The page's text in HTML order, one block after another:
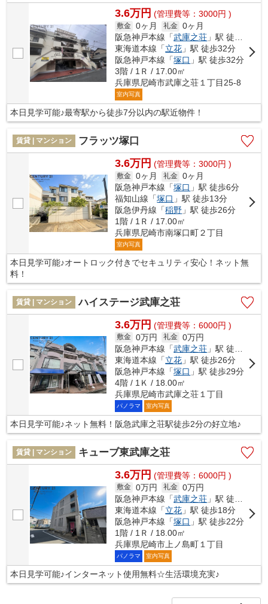
3.6万円 (管理費等：3000円 )
敷金 0ヶ月 礼金 0ヶ月
阪急神戸本線「武庫之荘 」駅 徒歩7分
東海道本線「立花 」駅 徒歩32分
阪急神戸本線「塚口 」駅 徒歩32分
3階 / 1Ｒ / 17.00㎡
兵庫県尼崎市武庫之荘１丁目25-8
室内写真
本日見学可能♪最寄駅から徒歩7分以内の駅近物件！
賃貸 | マンション フラッツ塚口
3.6万円 (管理費等：3000円 )
敷金 0ヶ月 礼金 0ヶ月
阪急神戸本線「塚口 」駅 徒歩6分
福知山線「塚口 」駅 徒歩13分
阪急伊丹線「稲野 」駅 徒歩26分
1階 / 1Ｒ / 17.00㎡
兵庫県尼崎市南塚口町２丁目
室内写真
本日見学可能♪オートロック付きでセキュリティ安心！ネット無
料！
賃貸 | マンション ハイステージ武庫之荘
3.6万円 (管理費等：6000円 )
敷金 0万円 礼金 0万円
阪急神戸本線「武庫之荘 」駅 徒歩2分
東海道本線「立花 」駅 徒歩26分
阪急神戸本線「塚口 」駅 徒歩29分
4階 / 1Ｋ / 18.00㎡
兵庫県尼崎市武庫之荘１丁目
パノラマ 室内写真
本日見学可能♪ネット無料！阪急武庫之荘駅徒歩2分の好立地♪
賃貸 | マンション キューブ東武庫之荘
3.6万円 (管理費等：6000円 )
敷金 0万円 礼金 0万円
阪急神戸本線「武庫之荘 」駅 徒歩13分
東海道本線「立花 」駅 徒歩18分
阪急神戸本線「塚口 」駅 徒歩22分
1階 / 1Ｒ / 18.00㎡
兵庫県尼崎市上ノ島町１丁目
パノラマ 室内写真
本日見学可能♪インターネット使用無料☆生活環境充実♪